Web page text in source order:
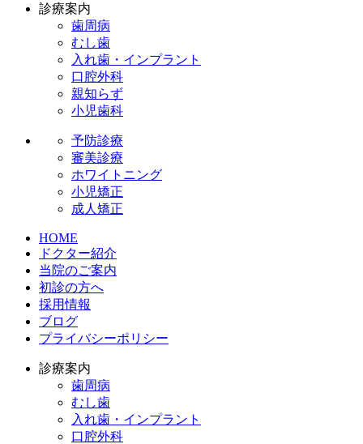
診療案内
歯周病
むし歯
入れ歯・インプラント
口腔外科
親知らず
小児歯科
予防診療
審美診療
ホワイトニング
小児矯正
成人矯正
HOME
ドクター紹介
当院のご案内
初診の方へ
採用情報
ブログ
プライバシーポリシー
診療案内
歯周病
むし歯
入れ歯・インプラント
口腔外科